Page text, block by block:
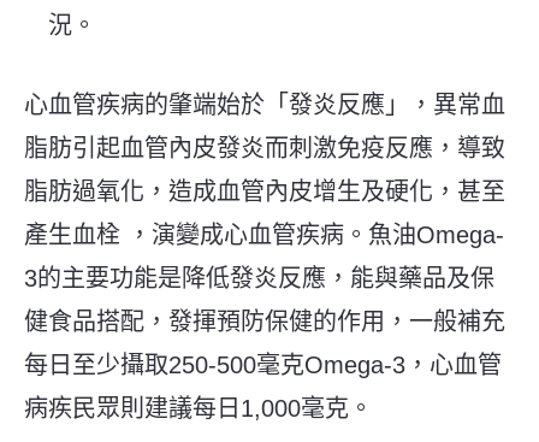
況。
心血管疾病的肇端始於「發炎反應」，異常血
脂肪引起血管內皮發炎而刺激免疫反應，導致
脂肪過氧化，造成血管內皮增生及硬化，甚至
產生血栓 ，演變成心血管疾病。魚油Omega-
3的主要功能是降低發炎反應，能與藥品及保
健食品搭配，發揮預防保健的作用，一般補充
每日至少攝取250-500毫克Omega-3，心血管
病疾民眾則建議每日1,000毫克。